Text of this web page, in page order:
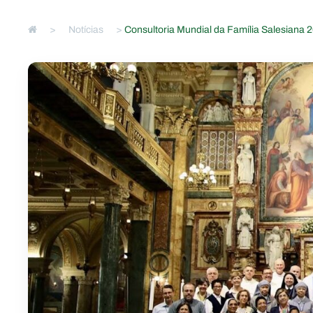
> Notícias >Consultoria Mundial da Família Salesiana